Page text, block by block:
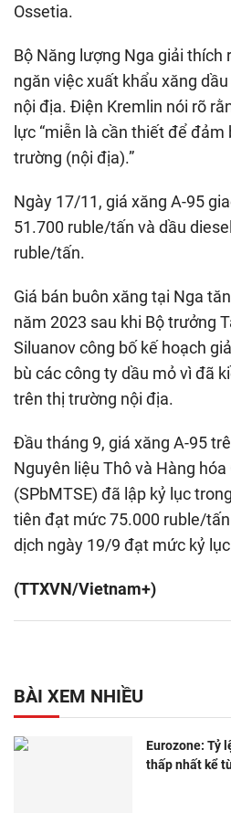
Ossetia.
Bộ Năng lượng Nga giải thích
ngăn việc xuất khẩu xăng
nội địa. Điện Kremlin nói rõ
lực “miễn là cần thiết để
trường (nội địa).”
Ngày 17/11, giá xăng A-95
51.700 ruble/tấn và dầu
ruble/tấn.
Giá bán buôn xăng tại Nga
năm 2023 sau khi Bộ trưởng
Siluanov công bố kế hoạch
bù các công ty dầu mỏ vì đã
trên thị trường nội địa.
Đầu tháng 9, giá xăng A-95
Nguyên liệu Thô và Hàng
(SPbMTSE) đã lập kỷ lục
tiên đạt mức 75.000 ruble/
dịch ngày 19/9 đạt mức kỷ
(TTXVN/Vietnam+)
BÀI XEM NHIỀU
Eurozone: Tỷ
thấp nhất kể